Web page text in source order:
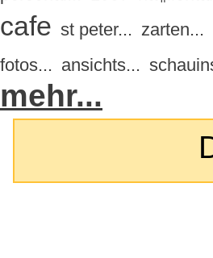
cafe st peter... zarten...
fotos... ansichts...
mehr...